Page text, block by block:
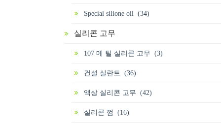
Special silione oil (34)
실리콘 고무
107 메 틸 실리콘 고무 (3)
건설 실란트 (36)
액상 실리콘 고무 (42)
실리콘 껌 (16)